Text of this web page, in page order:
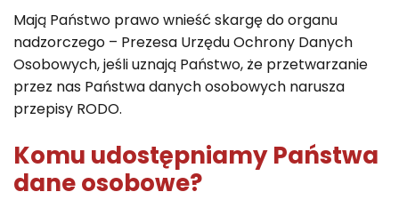
Mają Państwo prawo wnieść skargę do organu
nadzorczego – Prezesa Urzędu Ochrony Danych
Osobowych, jeśli uznają Państwo, że przetwarzanie
przez nas Państwa danych osobowych narusza
przepisy RODO.
Komu udostępniamy Państwa
dane osobowe?